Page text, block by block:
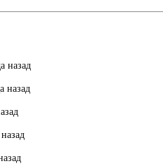
назад
назад